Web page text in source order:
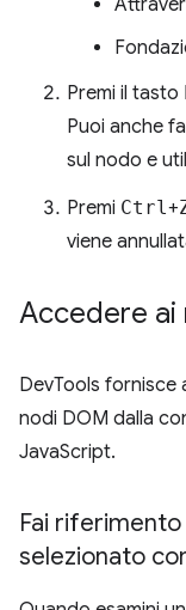
Premi il tasto
Puoi anche
sul nodo e
Premi Ctrl +
viene
Accedere ai
DevTools fornisce
nodi DOM dalla
JavaScript.
Fai
selezionato